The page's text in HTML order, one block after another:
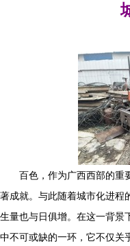
百色，作为广西西部的重
著成就。与此随着城市化进程
生量也与日俱增。在这一背景
中不可或缺的一环，它不仅关